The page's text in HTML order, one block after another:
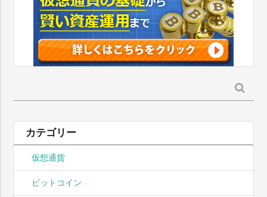
索:
カテゴリー
仮想通貨
ビットコイン